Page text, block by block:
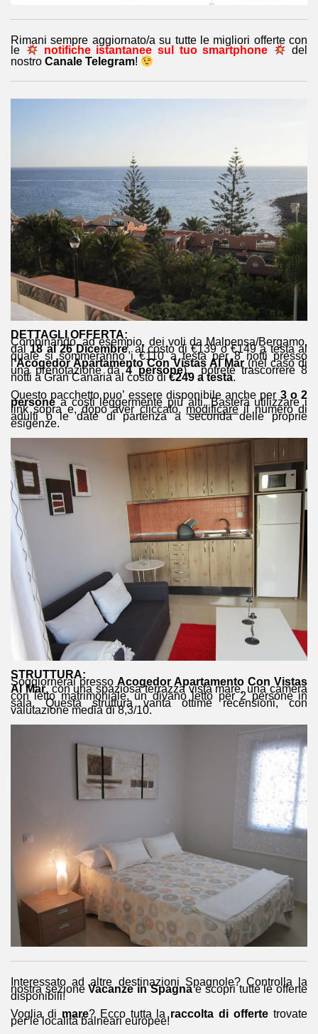
Rimani sempre aggiornato/a su tutte le migliori offerte con
le
notifiche istantanee sul tuo smartphone
del
nostro Canale Telegram!
DETTAGLI OFFERTA:
Combinando, ad esempio, dei voli da Malpensa/Bergamo,
dal18 al 26 Dicembre, al costo di €139 o €149 a testa al
quale si sommeranno i €110 a testa per 8 notti presso
l’Acogedor Apartamento Con Vistas Al Mar (nel caso di
una prenotazione da4 persone), potrete trascorrere 8
notti a Gran Canaria al costo di€249 a testa.
Questo pacchetto puo’ essere disponibile anche per 3 o 2
personea costi leggermente più alti. Basterà utilizzare i
link sopra e, dopo aver cliccato, modificareil numero di
adulti o le date di partenza a seconda delle proprie
esigenze.
STRUTTURA:
Soggiornerai presso Acogedor Apartamento Con Vistas
Al Mar, con una spaziosa terrazza vista mare, una camera
con letto matrimoniale, un divano letto per 2 persone in
sala. Questa struttura vanta ottime recensioni, con
valutazione media di 8,3/10.
Interessato ad altre destinazioni Spagnole? Controlla la
nostra sezioneVacanze in Spagnae scopri tutte le offerte
disponibili!
Voglia di mare? Ecco tutta la raccolta di offerte trovate
per le località balneari europee!